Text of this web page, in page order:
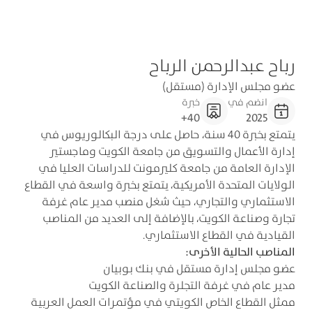
رباح عبدالرحمن الرباح
عضو مجلس الإدارة (مستقل)
انضم في
2025
خبرة
40+
يتمتع بخبرة 40 سنة، حاصل على درجة البكالوريوس في
إدارة الأعمال والتسويق من جامعة الكويت وماجستير
الإدارة العامة من جامعة كليرمونت للدراسات العليا في
الولايات المتحدة الأمريكية، يتمتع بخبرة واسعة في القطاع
الاستثماري والتجاري، حيث شغل منصب مدير عام غرفة
تجارة وصناعة الكويت، بالإضافة إلى العديد من المناصب
القيادية في القطاع الاستثماري.
المناصب الحالية الأخرى:
عضو مجلس إدارة مستقل في بنك بوبيان
مدير عام في غرفة التجلرة والصناعة الكويت
ممثل القطاع الخاص الكويتي في مؤتمرات العمل العربية